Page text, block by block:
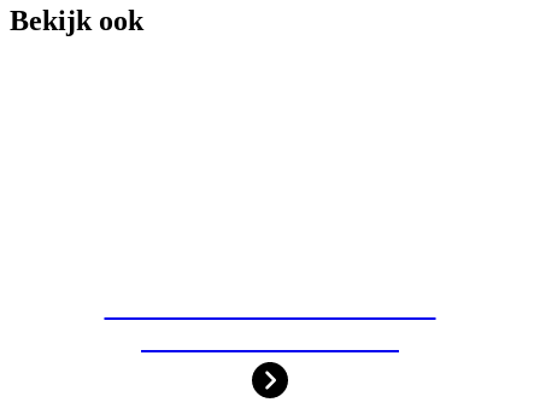
Bekijk ook